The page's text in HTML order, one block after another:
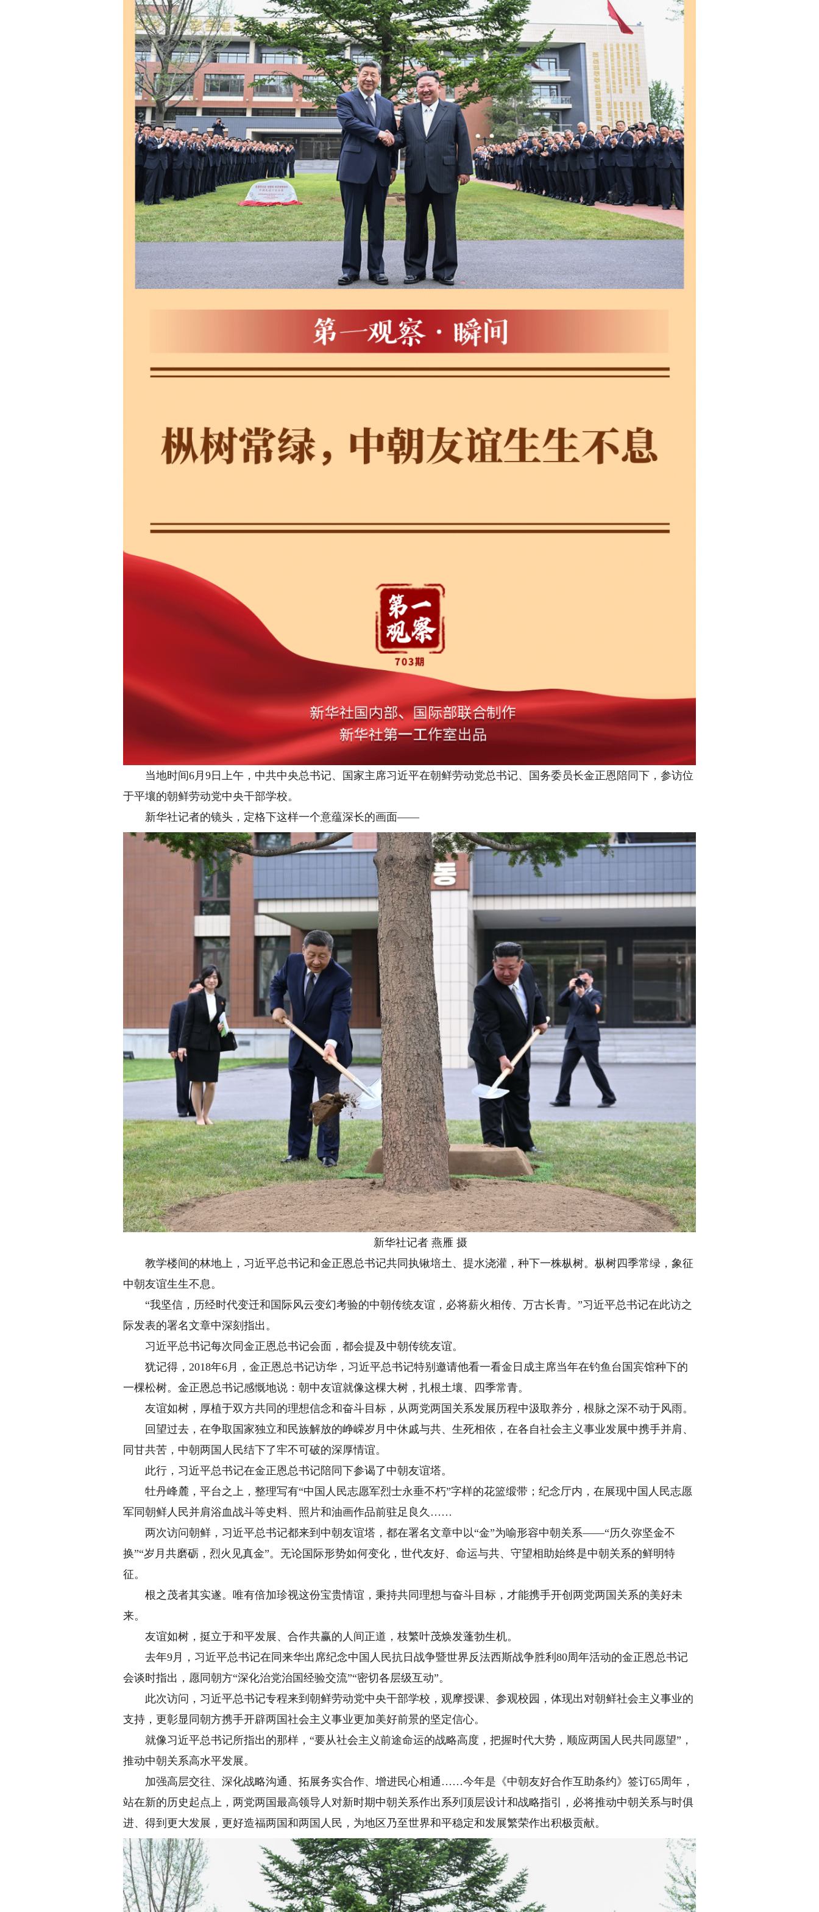
当地时间6月9日上午，中共中央总书记、国家主席习近平在朝鲜劳动党总书记、国务委员长金正恩陪同下，参访位
于平壤的朝鲜劳动党中央干部学校。
新华社记者的镜头，定格下这样一个意蕴深长的画面——
新华社记者 燕雁 摄
教学楼间的林地上，习近平总书记和金正恩总书记共同执锹培土、提水浇灌，种下一株枞树。枞树四季常绿，象征
中朝友谊生生不息。
“我坚信，历经时代变迁和国际风云变幻考验的中朝传统友谊，必将薪火相传、万古长青。”习近平总书记在此访之
际发表的署名文章中深刻指出。
习近平总书记每次同金正恩总书记会面，都会提及中朝传统友谊。
犹记得，2018年6月，金正恩总书记访华，习近平总书记特别邀请他看一看金日成主席当年在钓鱼台国宾馆种下的
一棵松树。金正恩总书记感慨地说：朝中友谊就像这棵大树，扎根土壤、四季常青。
友谊如树，厚植于双方共同的理想信念和奋斗目标，从两党两国关系发展历程中汲取养分，根脉之深不动于风雨。
回望过去，在争取国家独立和民族解放的峥嵘岁月中休戚与共、生死相依，在各自社会主义事业发展中携手并肩、
同甘共苦，中朝两国人民结下了牢不可破的深厚情谊。
此行，习近平总书记在金正恩总书记陪同下参谒了中朝友谊塔。
牡丹峰麓，平台之上，整理写有“中国人民志愿军烈士永垂不朽”字样的花篮缎带；纪念厅内，在展现中国人民志愿
军同朝鲜人民并肩浴血战斗等史料、照片和油画作品前驻足良久……
两次访问朝鲜，习近平总书记都来到中朝友谊塔，都在署名文章中以“金”为喻形容中朝关系——“历久弥坚金不
换”“岁月共磨砺，烈火见真金”。无论国际形势如何变化，世代友好、命运与共、守望相助始终是中朝关系的鲜明特
征。
根之茂者其实遂。唯有倍加珍视这份宝贵情谊，秉持共同理想与奋斗目标，才能携手开创两党两国关系的美好未
来。
友谊如树，挺立于和平发展、合作共赢的人间正道，枝繁叶茂焕发蓬勃生机。
去年9月，习近平总书记在同来华出席纪念中国人民抗日战争暨世界反法西斯战争胜利80周年活动的金正恩总书记
会谈时指出，愿同朝方“深化治党治国经验交流”“密切各层级互动”。
此次访问，习近平总书记专程来到朝鲜劳动党中央干部学校，观摩授课、参观校园，体现出对朝鲜社会主义事业的
支持，更彰显同朝方携手开辟两国社会主义事业更加美好前景的坚定信心。
就像习近平总书记所指出的那样，“要从社会主义前途命运的战略高度，把握时代大势，顺应两国人民共同愿望”，
推动中朝关系高水平发展。
加强高层交往、深化战略沟通、拓展务实合作、增进民心相通……今年是《中朝友好合作互助条约》签订65周年，
站在新的历史起点上，两党两国最高领导人对新时期中朝关系作出系列顶层设计和战略指引，必将推动中朝关系与时俱
进、得到更大发展，更好造福两国和两国人民，为地区乃至世界和平稳定和发展繁荣作出积极贡献。